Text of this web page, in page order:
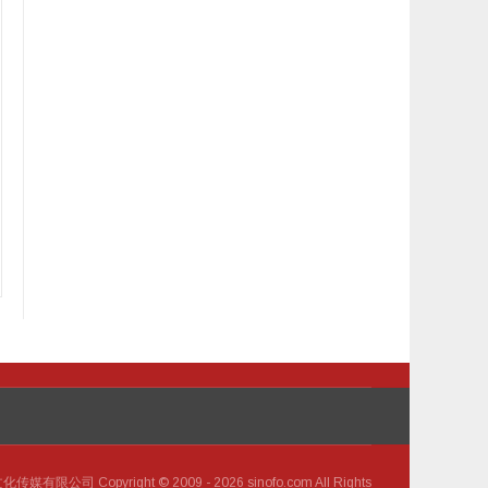
传媒有限公司 Copyright © 2009 - 2026 sinofo.com All Rights